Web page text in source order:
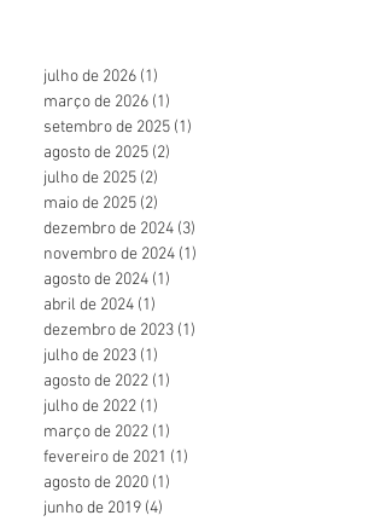
julho de 2026 (1)
março de 2026 (1)
setembro de 2025 (1)
agosto de 2025 (2)
julho de 2025 (2)
maio de 2025 (2)
dezembro de 2024 (3)
novembro de 2024 (1)
agosto de 2024 (1)
abril de 2024 (1)
dezembro de 2023 (1)
julho de 2023 (1)
agosto de 2022 (1)
julho de 2022 (1)
março de 2022 (1)
fevereiro de 2021 (1)
agosto de 2020 (1)
junho de 2019 (4)